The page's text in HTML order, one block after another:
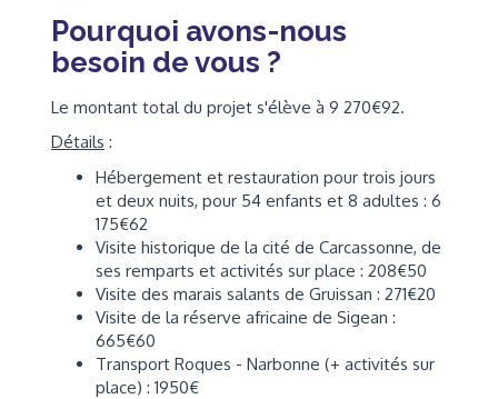
Pourquoi avons-nous
besoin de vous ?
Le montant total du projet s'élève à 9 270€92.
Détails :
Hébergement et restauration pour trois jours
et deux nuits, pour 54 enfants et 8 adultes : 6
175€62
Visite historique de la cité de Carcassonne, de
ses remparts et activités sur place : 208€50
Visite des marais salants de Gruissan : 271€20
Visite de la réserve africaine de Sigean :
665€60
Transport Roques - Narbonne (+ activités sur
place) : 1950€